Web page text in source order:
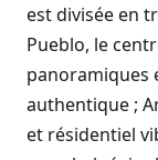
est divisée en
Pueblo, le
panoramiques
authentique ;
et résidentiel